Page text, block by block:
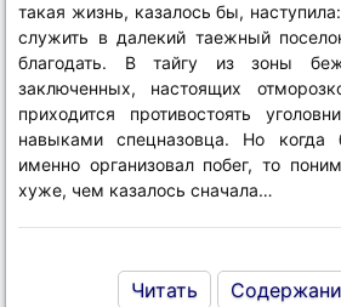
такая жизнь, казалось бы,
служить в далекий таежный
благодать. В тайгу из зоны
заключенных, настоящих
приходится противостоять
навыками спецназовца. Но когда
именно организовал побег, то
хуже, чем казалось сначала…
Читать